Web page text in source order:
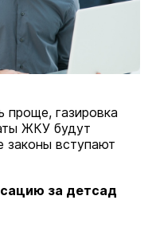
проще, газировка
ЖКУ будут
законы вступают
за детсад